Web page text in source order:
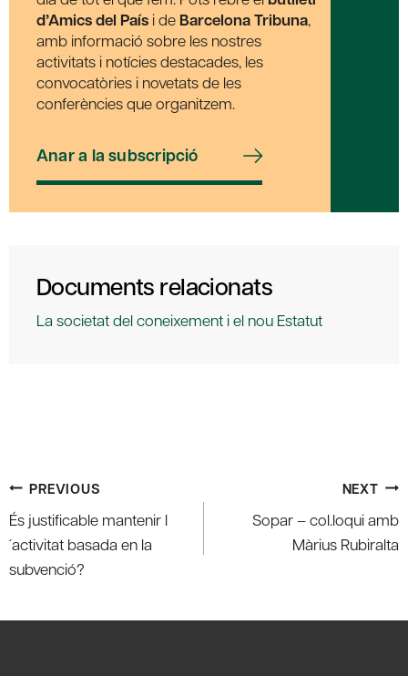
d’Amics del País i de Barcelona Tribuna,
amb informació sobre les nostres
activitats i notícies destacades, les
convocatòries i novetats de les
conferències que organitzem.
Anar a la subscripció
Documents relacionats
La societat del coneixement i el nou Estatut
Post
navigation
PREVIOUS
És justificable mantenir l
´activitat basada en la
subvenció?
NEXT
Sopar – col.loqui amb
Màrius Rubiralta